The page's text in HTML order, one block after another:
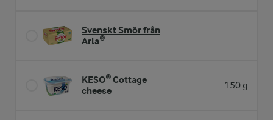
Svenskt Smör från
Arla®
KESO® Cottage
cheese
150 g